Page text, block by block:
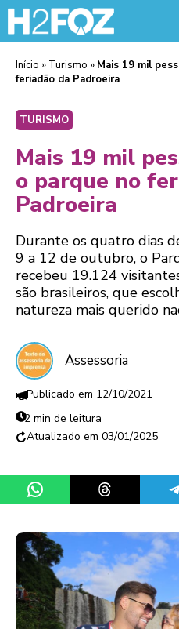
Início » Turismo » Mais 19 mil
feriadão da Padroeira
TURISMO
Mais 19 mil
o parque no
Padroeira
Durante os quatro dias
9 a 12 de outubro, o
recebeu 19.124
são brasileiros, que
natureza mais querido
Assessoria
12/10/2021
2 min de leitura
03/01/2025
Share on WhatsApp
Share on